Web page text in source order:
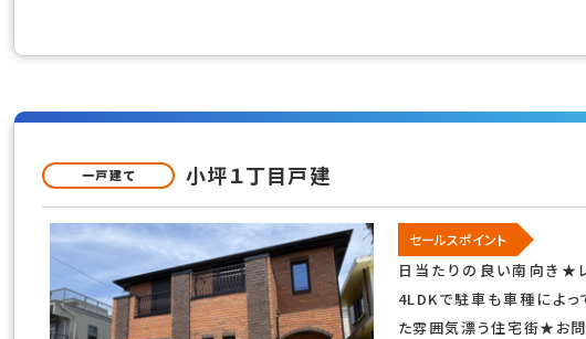
日当たり良好
事務所可
２人入居可
ガスコンロ設置可
ルームシェア可 学生向け
新婚さん向け ファミリー向け
2階以上
最上階
一戸建て 小坪１丁目戸建
セールスポイント
日当たりの良い南向き★
4LDKで駐車も車種によ
た雰囲気漂う住宅街★お